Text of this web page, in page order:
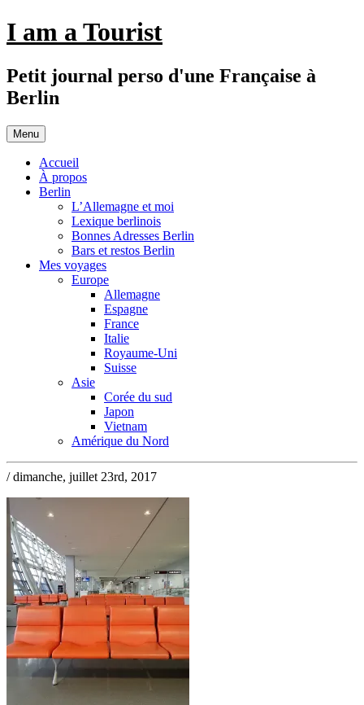
Aller
au
I am a Tourist
Petit journal perso d'une Française à
Berlin
Menu
Accueil
À propos
Berlin
L’Allemagne et moi
Lexique berlinois
Bonnes Adresses Berlin
Bars et restos Berlin
Mes voyages
Europe
Allemagne
Espagne
France
Italie
Royaume-Uni
Suisse
Asie
Corée du sud
Japon
Vietnam
Amérique du Nord
/ dimanche, juillet 23rd, 2017